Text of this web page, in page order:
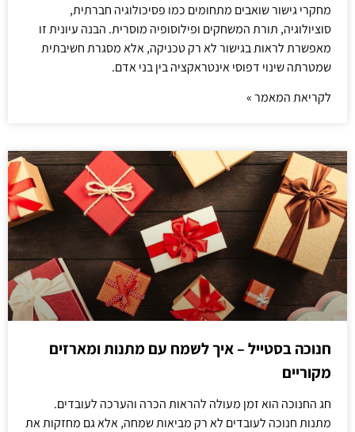
מחקרי גישור שואבים מתחומים כמו פסיכולוגיה חברתית,
סוציולוגיה, תורת המשחקים ופילוסופיה מוסרית. הבנה עיונית זו
מאפשרת לראות בגישור לא רק טכניקה, אלא מסגרת חשיבתית
שמטרתה שינוי דפוסי אינטראקציה בין בני אדם.
לקריאת המאמר »
חנוכה בסטייל – איך לשמח עם מתנות ומארזים
מקוריים
חג החנוכה הוא זמן מעולה להראות הכרה והערכה לעובדים.
מתנות חנוכה לעובדים לא רק מביאות שמחה, אלא גם מחזקות את